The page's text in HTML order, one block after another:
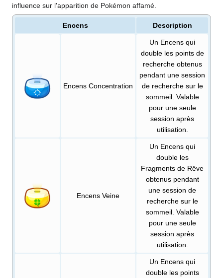
influence sur l'apparition de Pokémon affamé.
Encens Description
Encens Concentration
Un Encens qui
double les points de
recherche obtenus
pendant une session
de recherche sur le
sommeil. Valable
pour une seule
session après
utilisation.
Encens Veine
Un Encens qui
double les
Fragments de Rêve
obtenus pendant
une session de
recherche sur le
sommeil. Valable
pour une seule
session après
utilisation.
Un Encens qui
double les points